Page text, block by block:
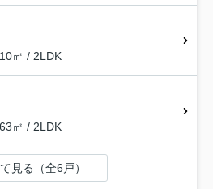
㎡ / 2LDK
㎡ / 2LDK
見る（全6戸）